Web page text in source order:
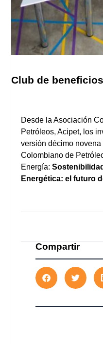
Club de
Desde la Asociación
Petróleos, Acipet, los
versión décimo
Colombiano de
Energía:
Energética: el futuro
Compartir